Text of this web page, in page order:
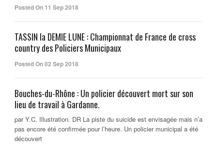
Posted On 11 Sep 2018
TASSIN la DEMIE LUNE : Championnat de France de cross
country des Policiers Municipaux
Posted On 02 Sep 2018
Bouches-du-Rhône : Un policier découvert mort sur son
lieu de travail à Gardanne.
par Y.C. Illustration. DR La piste du suicide est envisagée mais n’a
pas encore été confirmée pour l’heure. Un policier municipal a été
découvert